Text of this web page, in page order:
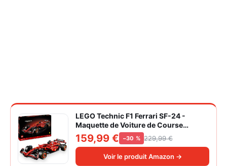
LEGO Technic F1 Ferrari SF-24 -
Maquette de Voiture de Course
Collector à Échelle 1/8 - Décoration -
Inclut Moteur V6, Boîte de Vitesses,
DRS et Volant - Idée de Cadeau pour
Adulte et Adolescent 42207
159,99 € −30 % 229,99 €
Voir le produit Amazon →